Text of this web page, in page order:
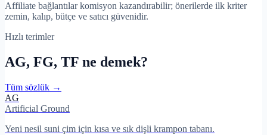
Affiliate bağlantılar komisyon kazandırabilir; önerilerde ilk kriter
zemin, kalıp, bütçe ve satıcı güvenidir.
Hızlı terimler
AG, FG, TF ne demek?
Tüm sözlük →
AG
Artificial Ground
Yeni nesil suni çim için kısa ve sık dişli krampon tabanı.